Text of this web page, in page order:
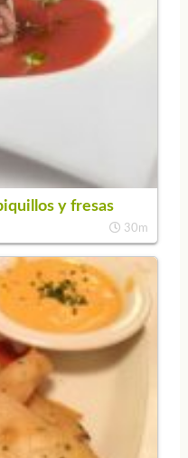
y fresas
30m